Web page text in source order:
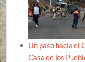
Un paso hacia el
Casa de los